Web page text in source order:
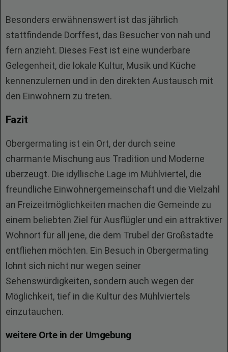
Besonders erwähnenswert ist das jährlich
stattfindende Dorffest, das Besucher von nah und
fern anzieht. Dieses Fest ist eine wunderbare
Gelegenheit, die lokale Kultur, Musik und Küche
kennenzulernen und in den direkten Austausch mit
den Einwohnern zu treten.
Fazit
Obergermating ist ein Ort, der durch seine
charmante Mischung aus Tradition und Moderne
überzeugt. Die idyllische Lage im Mühlviertel, die
freundliche Einwohnergemeinschaft und die Vielzahl
an Freizeitmöglichkeiten machen die Gemeinde zu
einem beliebten Ziel für Ausflügler und ein attraktiver
Wohnort für all jene, die dem Trubel der Großstädte
entfliehen möchten. Ein Besuch in Obergermating
lohnt sich nicht nur wegen seiner
Sehenswürdigkeiten, sondern auch wegen der
Möglichkeit, tief in die Kultur des Mühlviertels
einzutauchen.
weitere Orte in der Umgebung